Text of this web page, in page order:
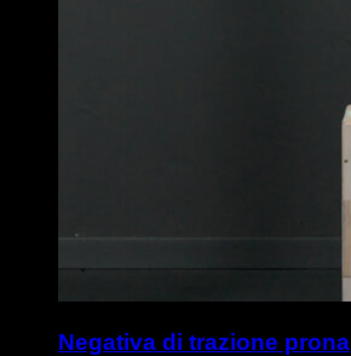
Negativa di trazione prona